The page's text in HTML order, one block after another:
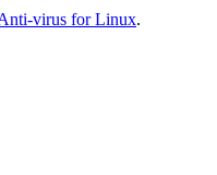
virus for Linux.